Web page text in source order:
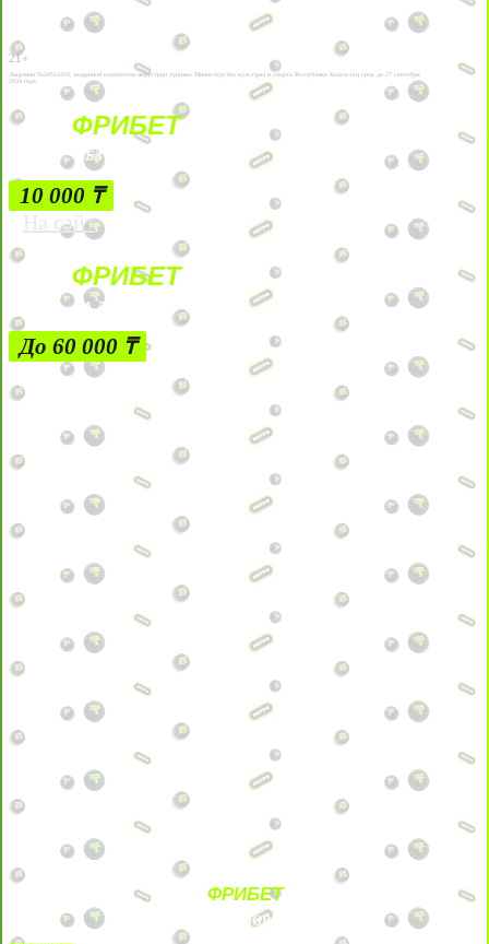
21+
Лицензии №24514359, выданной комитетом индустрии туризма Министерства культуры и спорта Республики Казахстан срок до 27 сентября
2034 года.
ФРИБЕТ
БЕЗ УСЛОВИЙ
10 000 ₸
На сайт
ФРИБЕТ
ЗА ДЕПОЗИТЫ
До 60 000 ₸
ФРИБЕТ
БЕЗ УСЛОВИЙ